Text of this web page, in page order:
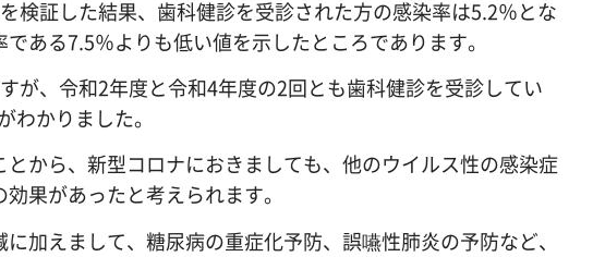
検証した結果、歯科健診を受診された方の感染率は5.2％とな
ある7.5％よりも低い値を示したところであります。
が、令和2年度と令和4年度の2回とも歯科健診を受診してい
かりました。
から、新型コロナにおきましても、他のウイルス性の感染症
果があったと考えられます。
加えまして、糖尿病の重症化予防、誤嚥性肺炎の予防など、